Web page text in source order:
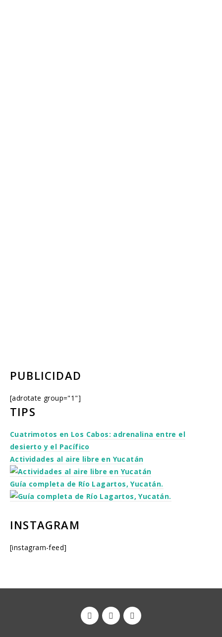
PUBLICIDAD
[adrotate group="1"]
TIPS
Cuatrimotos en Los Cabos: adrenalina entre el
desierto y el Pacífico
Actividades al aire libre en Yucatán
Guía completa de Río Lagartos, Yucatán.
INSTAGRAM
[instagram-feed]